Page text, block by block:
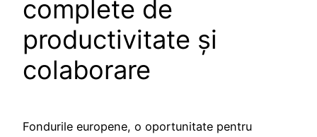
complete de
productivitate și
colaborare
Fondurile europene, o oportunitate pentru